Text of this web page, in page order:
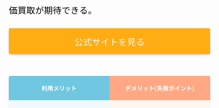
価買取が期待できる。
公式サイトを見る
利用メリット デメリット(失敗ポイント)